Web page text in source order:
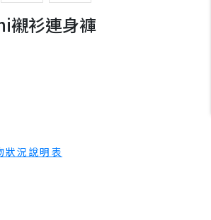
襯衫連身褲
狀況說明表